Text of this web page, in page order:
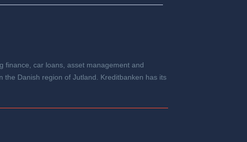
finance, car loans, asset management and
Danish region of Jutland. Kreditbanken has its